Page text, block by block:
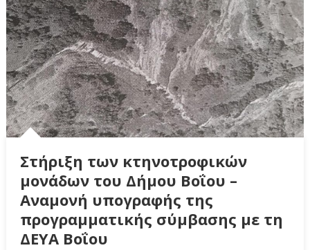
Στήριξη των κτηνοτροφικών
μονάδων του Δήμου Βοΐου –
Αναμονή υπογραφής της
προγραμματικής σύμβασης με τη
ΔΕΥΑ Βοΐου